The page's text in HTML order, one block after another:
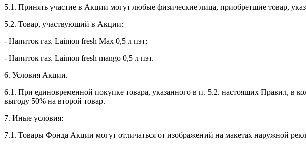
5.1. Принять участие в Акции могут любые физические лица, приобретшие товар,
5.2. Товар, участвующий в Акции:
- Напиток газ. Laimon fresh Max 0,5 л пэт;
- Напиток газ. Laimon fresh mango 0,5 л пэт.
6. Условия Акции.
6.1. При единовременной покупке товара, указанного в п. 5.2. настоящих Правил,
выгоду 50% на второй товар.
7. Иные условия:
7.1. Товары Фонда Акции могут отличаться от изображений на макетах наружной